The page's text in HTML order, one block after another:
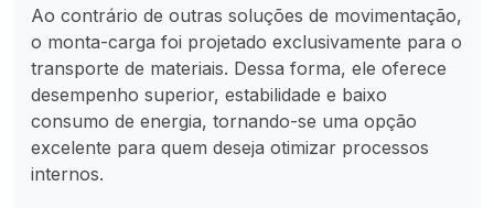
Ao contrário de outras soluções de movimentação,
o monta-carga foi projetado exclusivamente para o
transporte de materiais. Dessa forma, ele oferece
desempenho superior, estabilidade e baixo
consumo de energia, tornando-se uma opção
excelente para quem deseja otimizar processos
internos.